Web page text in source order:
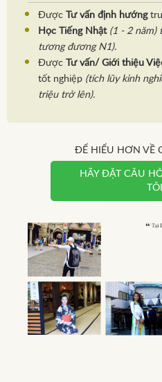
Được Tư vấn định hướng
Học Tiếng Nhật (1 - 2 năm)
tương đương N1).
Được
Tư vấn/ Giới thiệu
tốt nghiệp (tích lũy kinh
triệu trở lên).
ĐỂ HIỂU HƠN VỀ
HÃY ĐẶT CÂU
TÔI